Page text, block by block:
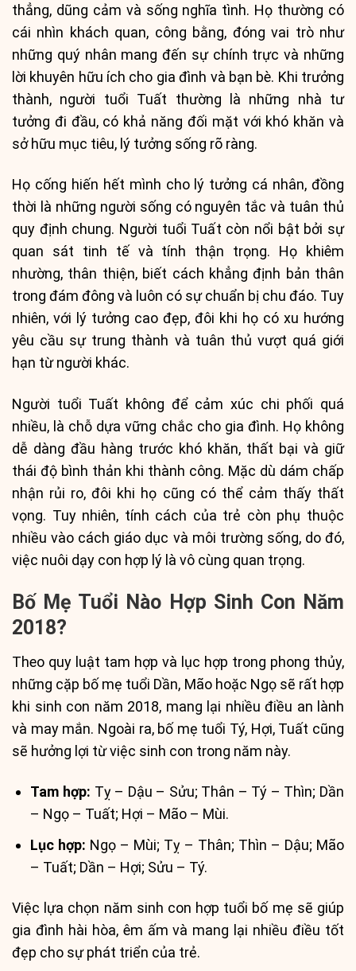
thẳng, dũng cảm và sống nghĩa tình. Họ thường có
cái nhìn khách quan, công bằng, đóng vai trò như
những quý nhân mang đến sự chính trực và những
lời khuyên hữu ích cho gia đình và bạn bè. Khi trưởng
thành, người tuổi Tuất thường là những nhà tư
tưởng đi đầu, có khả năng đối mặt với khó khăn và
sở hữu mục tiêu, lý tưởng sống rõ ràng.
Họ cống hiến hết mình cho lý tưởng cá nhân, đồng
thời là những người sống có nguyên tắc và tuân thủ
quy định chung. Người tuổi Tuất còn nổi bật bởi sự
quan sát tinh tế và tính thận trọng. Họ khiêm
nhường, thân thiện, biết cách khẳng định bản thân
trong đám đông và luôn có sự chuẩn bị chu đáo. Tuy
nhiên, với lý tưởng cao đẹp, đôi khi họ có xu hướng
yêu cầu sự trung thành và tuân thủ vượt quá giới
hạn từ người khác.
Người tuổi Tuất không để cảm xúc chi phối quá
nhiều, là chỗ dựa vững chắc cho gia đình. Họ không
dễ dàng đầu hàng trước khó khăn, thất bại và giữ
thái độ bình thản khi thành công. Mặc dù dám chấp
nhận rủi ro, đôi khi họ cũng có thể cảm thấy thất
vọng. Tuy nhiên, tính cách của trẻ còn phụ thuộc
nhiều vào cách giáo dục và môi trường sống, do đó,
việc nuôi dạy con hợp lý là vô cùng quan trọng.
Bố Mẹ Tuổi Nào Hợp Sinh Con Năm
2018?
Theo quy luật tam hợp và lục hợp trong phong thủy,
những cặp bố mẹ tuổi Dần, Mão hoặc Ngọ sẽ rất hợp
khi sinh con năm 2018, mang lại nhiều điều an lành
và may mắn. Ngoài ra, bố mẹ tuổi Tý, Hợi, Tuất cũng
sẽ hưởng lợi từ việc sinh con trong năm này.
Tam hợp: Tỵ – Dậu – Sửu; Thân – Tý – Thìn; Dần
– Ngọ – Tuất; Hợi – Mão – Mùi.
Lục hợp: Ngọ – Mùi; Tỵ – Thân; Thìn – Dậu; Mão
– Tuất; Dần – Hợi; Sửu – Tý.
Việc lựa chọn năm sinh con hợp tuổi bố mẹ sẽ giúp
gia đình hài hòa, êm ấm và mang lại nhiều điều tốt
đẹp cho sự phát triển của trẻ.